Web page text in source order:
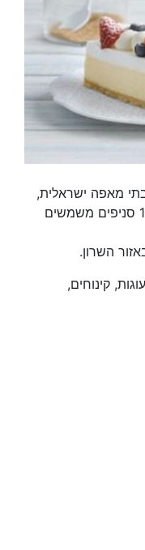
מאפה ישראלית,
עם 64 סניפים בפריסה ארצית (כ-15 סניפים משמשים
השרון.
קינוחים,